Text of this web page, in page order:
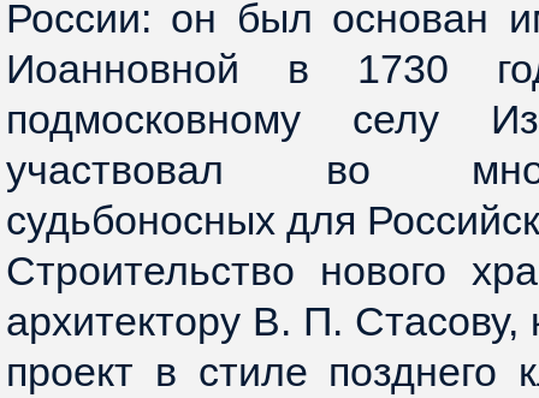
России: он был основан
Иоанновной в 1730
подмосковному селу
участвовал во
судьбоносных для
Строительство нового
архитектору В. П. Стасову,
проект в стиле позднего